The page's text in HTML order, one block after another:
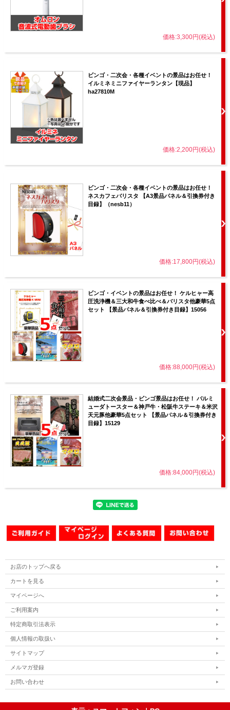
価格:3,300円(税込)
ビンゴ・二次会・各種イベントの景品はお任せ！
イルミネミニファイヤーランタン【現品】
ha27810M
価格:2,200円(税込)
ビンゴ・二次会・各種イベントの景品はお任せ！
ネスカフェバリスタ 【A3景品パネル＆引換券付き
目録】（nesb11）
価格:17,800円(税込)
ビンゴ・イベントの景品はお任せ！ ケルヒャー高
圧洗浄機＆三大和牛食べ比べ＆バリスタ他豪華5点
セット 【景品パネル＆引換券付き目録】15056
価格:88,000円(税込)
結婚式二次会景品・ビンゴ景品はお任せ！ バルミ
ューダトースター＆神戸牛・松阪牛ステーキ＆米沢
天元豚他豪華5点セット 【景品パネル＆引換券付き
目録】15129
価格:84,000円(税込)
お店のトップへ戻る
カートを見る
マイページへ
ご利用案内
特定商取引法表示
個人情報の取扱い
サイトマップ
メルマガ登録
お問い合わせ